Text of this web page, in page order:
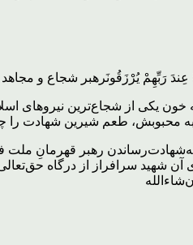
عِندَ رَبِّهِمْ یُرْزَقُونَرهبر شجاع
یکی از شجاع‌ترین نیروهای
به محبوبش، طعم شیرین شهادت را
در به‌شهادت‌رساندن رهبر
شهید سرافراز از درگاه